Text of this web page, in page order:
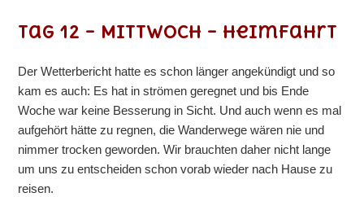
Tag 12 – Mittwoch – Heimfahrt
Der Wetterbericht hatte es schon länger angekündigt und so
kam es auch: Es hat in strömen geregnet und bis Ende
Woche war keine Besserung in Sicht. Und auch wenn es mal
aufgehört hätte zu regnen, die Wanderwege wären nie und
nimmer trocken geworden. Wir brauchten daher nicht lange
um uns zu entscheiden schon vorab wieder nach Hause zu
reisen.